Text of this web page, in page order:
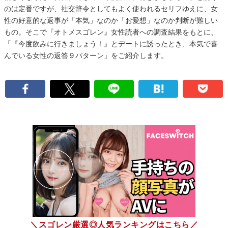
のは定番ですが、社交辞令としてもよく使われるセリフゆえに、女
性の好意的な返事が「本気」なのか「お愛想」なのか判断が難しい
もの。そこで『オトメスゴレン』女性読者への調査結果をもとに、
「『今度飲みに行きましょう！』とデートに誘ったとき、本気で喜
んでいる女性の返答９パターン」をご紹介します。
＼スゴレン厳選◎人気ランキングはこちら／